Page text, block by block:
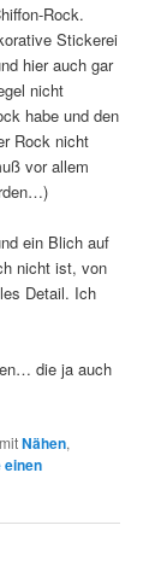
Rock.
Stickerei
hier auch gar
nicht
habe und den
Rock nicht
vor allem
ein Blich auf
nicht ist, von
Detail. Ich
die ja auch
Nähen,
einen